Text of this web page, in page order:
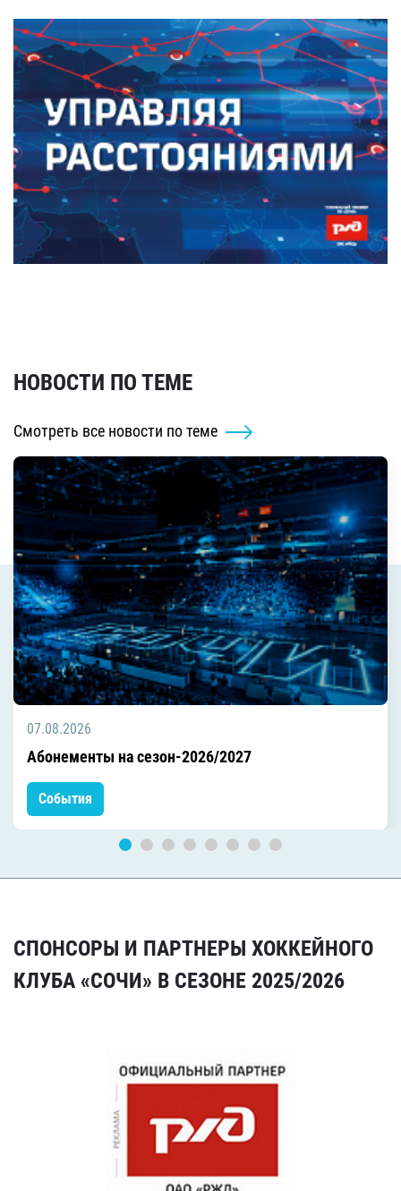
НОВОСТИ ПО ТЕМЕ
Смотреть все новости по теме
07.08.2026
Абонементы на сезон-2026/2027
События
СПОНСОРЫ И ПАРТНЕРЫ ХОККЕЙНОГО
КЛУБА «СОЧИ» В СЕЗОНЕ 2025/2026